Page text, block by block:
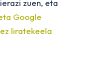
zuen, eta
Google
liratekeela